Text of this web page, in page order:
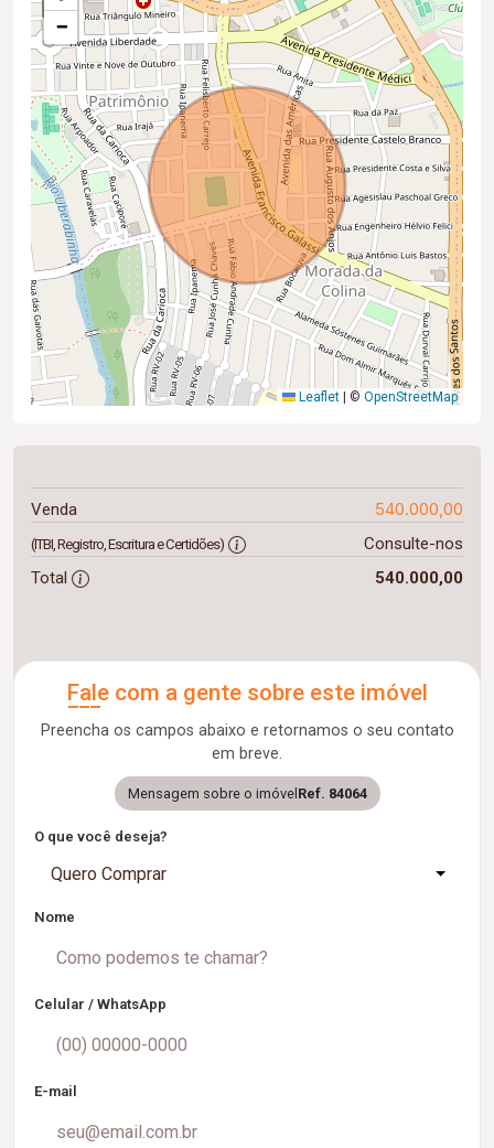
−
Leaflet © OpenStreetMap
Venda 540.000,00
(ITBI, Registro, Escritura e Certidões)
Consulte-nos
Total
540.000,00
Fale com a gente sobre este imóvel
Preencha os campos abaixo e retornamos o seu contato
em breve.
Mensagem sobre o imóvel Ref. 84064
O que você deseja?
Quero Comprar
Nome
Celular / WhatsApp
E-mail